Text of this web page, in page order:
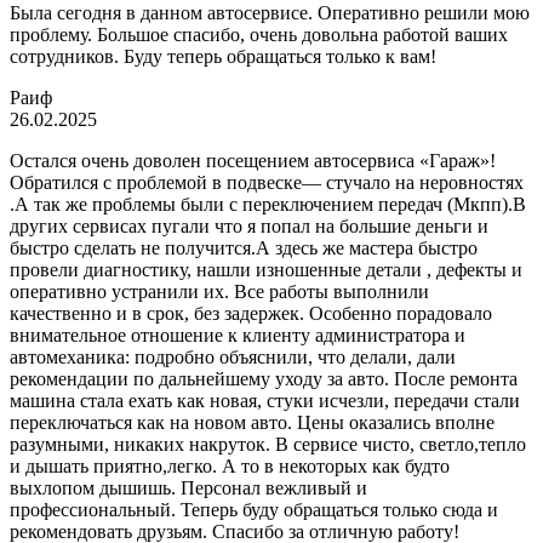
Была сегодня в данном автосервисе. Оперативно решили мою
проблему. Большое спасибо, очень довольна работой ваших
сотрудников. Буду теперь обращаться только к вам!
Раиф
26.02.2025
Остался очень доволен посещением автосервиса «Гараж»!
Обратился с проблемой в подвеске— стучало на неровностях
.А так же проблемы были с переключением передач (Мкпп).В
других сервисах пугали что я попал на большие деньги и
быстро сделать не получится.А здесь же мастера быстро
провели диагностику, нашли изношенные детали , дефекты и
оперативно устранили их. Все работы выполнили
качественно и в срок, без задержек. Особенно порадовало
внимательное отношение к клиенту администратора и
автомеханика: подробно объяснили, что делали, дали
рекомендации по дальнейшему уходу за авто. После ремонта
машина стала ехать как новая, стуки исчезли, передачи стали
переключаться как на новом авто. Цены оказались вполне
разумными, никаких накруток. В сервисе чисто, светло,тепло
и дышать приятно,легко. А то в некоторых как будто
выхлопом дышишь. Персонал вежливый и
профессиональный. Теперь буду обращаться только сюда и
рекомендовать друзьям. Спасибо за отличную работу!